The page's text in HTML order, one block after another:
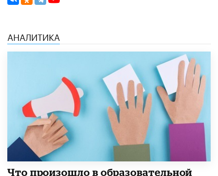
АНАЛИТИКА
​Что произошло в образовательной